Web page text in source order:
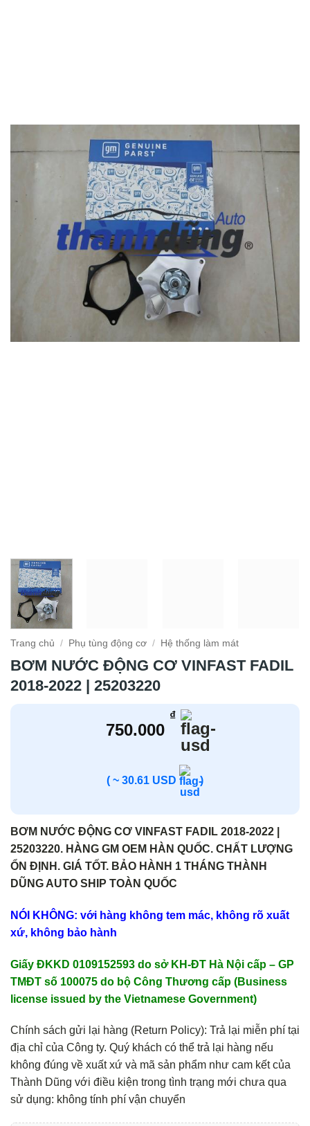
Trang chủ / Phụ tùng động cơ / Hệ thống làm mát
BƠM NƯỚC ĐỘNG CƠ VINFAST FADIL
2018-2022 | 25203220
750.000
₫
( ~ 30.61 USD )
BƠM NƯỚC ĐỘNG CƠ VINFAST FADIL 2018-2022 |
25203220. HÀNG GM OEM HÀN QUỐC. CHẤT LƯỢNG
ỔN ĐỊNH. GIÁ TỐT. BẢO HÀNH 1 THÁNG THÀNH
DŨNG AUTO SHIP TOÀN QUỐC
NÓI KHÔNG: với hàng không tem mác, không rõ xuất
xứ, không bảo hành
Giấy ĐKKD 0109152593 do sở KH-ĐT Hà Nội cấp – GP
TMĐT số 100075 do bộ Công Thương cấp (Business
license issued by the Vietnamese Government)
Chính sách gửi lại hàng (Return Policy): Trả lại miễn phí tại
địa chỉ của Công ty. Quý khách có thể trả lại hàng nếu
không đúng về xuất xứ và mã sản phẩm như cam kết của
Thành Dũng với điều kiện trong tình trạng mới chưa qua
sử dụng: không tính phí vận chuyển